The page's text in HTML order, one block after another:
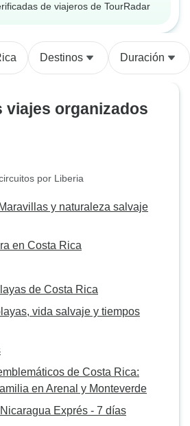
de viajeros de TourRadar
Destinos Duración
viajes organizados
por Liberia
y naturaleza salvaje
en Costa Rica
de Costa Rica
vida salvaje y tiempos
de Costa Rica:
en Arenal y Monteverde
Exprés - 7 días